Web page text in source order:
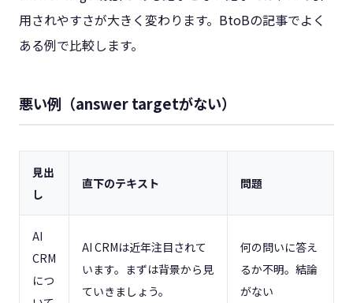
用されやすさが大きく変わります。BtoBの記事でよく
ある例で比較します。
悪い例（answer targetがない）
見出
し
直下のテキスト 問題
AI
CRM
につ
AI CRMは近年注目されて
います。まずは背景から見
ていきましょう。
何の問いに答え
るか不明。結論
がない